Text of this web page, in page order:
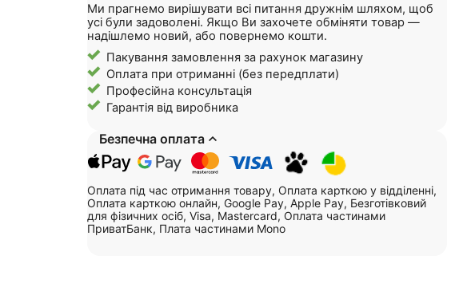
Ми прагнемо вирішувати всі питання дружнім шляхом, щоб
усі були задоволені. Якщо Ви захочете обміняти товар —
надішлемо новий, або повернемо кошти.
Пакування замовлення за рахунок магазину
Оплата при отриманні (без передплати)
Професійна консультація
Гарантія від виробника
Безпечна оплата
Оплата під час отримання товару, Оплата карткою у відділенні,
Оплата карткою онлайн, Google Pay, Apple Pay, Безготівковий
для фізичних осіб, Visa, Mastercard, Оплата частинами
ПриватБанк, Плата частинами Mono